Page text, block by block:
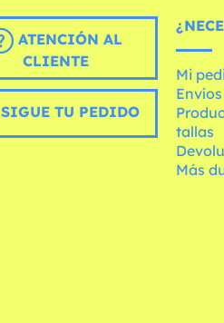
ATENCIÓN AL
CLIENTE
SIGUE TU PEDIDO
Mi
tallas
Más